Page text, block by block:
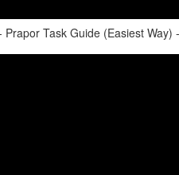
Task Guide (Easiest Way)